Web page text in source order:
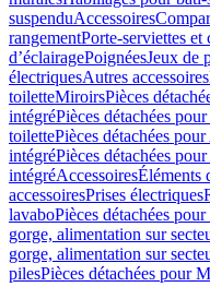
suspenduAccessoires
rangementPorte-serviettes et
d’éclairagePoignéesJeux de
électriquesAutres accessoires
toiletteMiroirsPièces
intégréPièces détachées
toilettePièces détachées
intégréPièces détachées
intégréAccessoiresÉléments
accessoiresPrises électriques
lavaboPièces détachées
gorge, alimentation sur
gorge, alimentation sur
pilesPièces détachées pour